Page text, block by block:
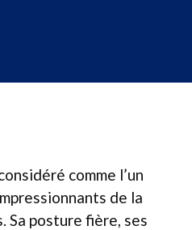
comme l’un
de la
Sa posture fière, ses